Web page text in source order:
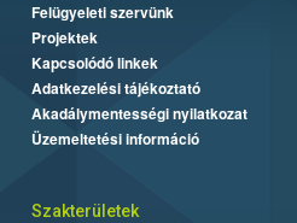
Felügyeleti szervünk
Projektek
Kapcsolódó linkek
Adatkezelési tájékoztató
Akadálymentességi nyilatkozat
Üzemeltetési információ
Szakterületek